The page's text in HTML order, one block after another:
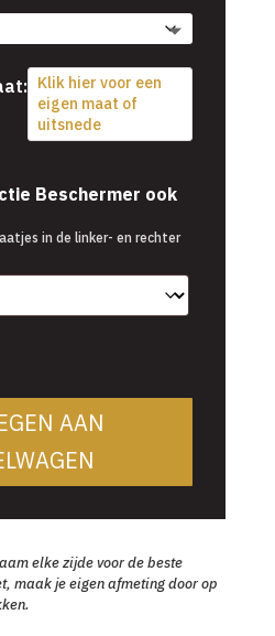
Klik hier voor een
eigen maat of
uitsnede
Beschermer ook
in de linker- en rechter
AAN
elke zijde voor de beste
maak je eigen afmeting door op